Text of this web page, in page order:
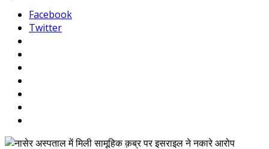
Facebook
Twitter